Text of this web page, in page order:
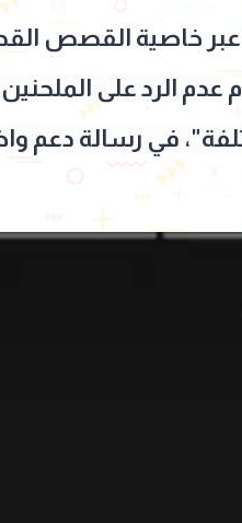
خاصية القصص
عدم الرد على
في رسالة دعم